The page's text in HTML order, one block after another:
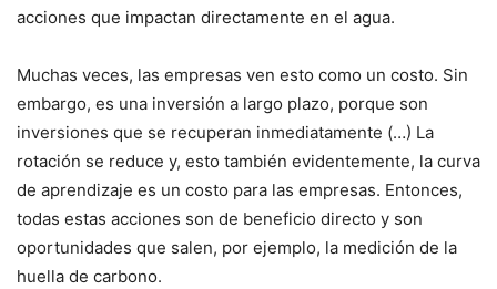
acciones que impactan directamente en el agua.
Muchas veces, las empresas ven esto como un costo. Sin
embargo, es una inversión a largo plazo, porque son
inversiones que se recuperan inmediatamente (…) La
rotación se reduce y, esto también evidentemente, la curva
de aprendizaje es un costo para las empresas. Entonces,
todas estas acciones son de beneficio directo y son
oportunidades que salen, por ejemplo, la medición de la
huella de carbono.